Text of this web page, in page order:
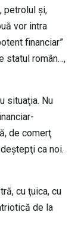
petrolul şi,
vor intra
financiar”
statul român…,
situaţia. Nu
de comerţ
ca noi.
cu ţuica, cu
de la